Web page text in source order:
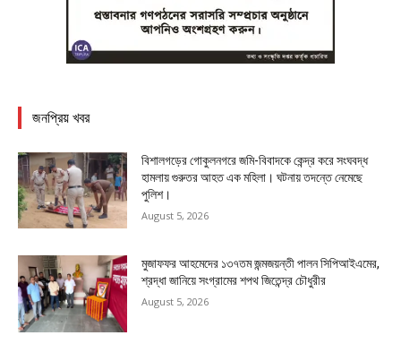
জনপ্রিয় খবর
বিশালগড়ের গোকুলনগরে জমি-বিবাদকে কেন্দ্র করে সংঘবদ্ধ
হামলায় গুরুতর আহত এক মহিলা। ঘটনায় তদন্তে নেমেছে
পুলিশ।
August 5, 2026
মুজাফফর আহমেদের ১৩৭তম জন্মজয়ন্তী পালন সিপিআইএমের,
শ্রদ্ধা জানিয়ে সংগ্রামের শপথ জিতেন্দ্র চৌধুরীর
August 5, 2026